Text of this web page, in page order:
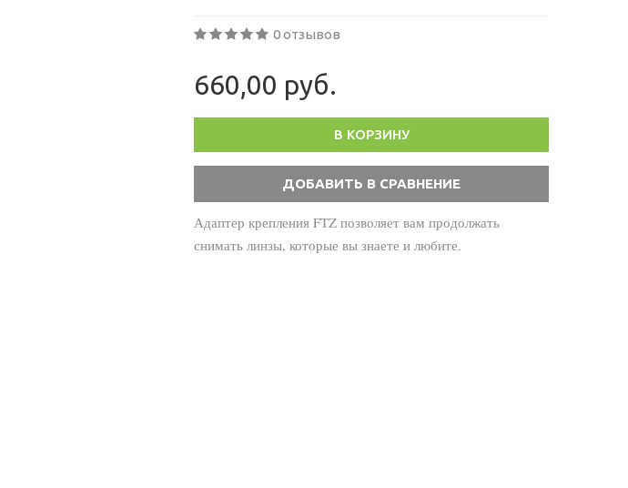
0 отзывов
660,00 руб.
В КОРЗИНУ
Адаптер крепления FTZ позволяет вам продолжать
снимать линзы, которые вы знаете и любите.